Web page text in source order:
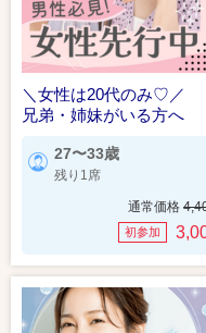
＼女性は20代のみ♡／
兄弟・姉妹がいる方へ
27〜33歳
残り1席
通常価格
初参加